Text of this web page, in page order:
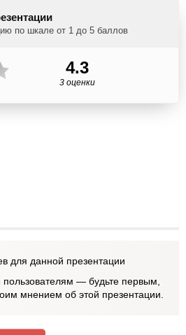
по шкале от 1 до 5 баллов
4.3
3 оценки
для данной презентации
пользователям — будьте первым,
мнением об этой презентации.